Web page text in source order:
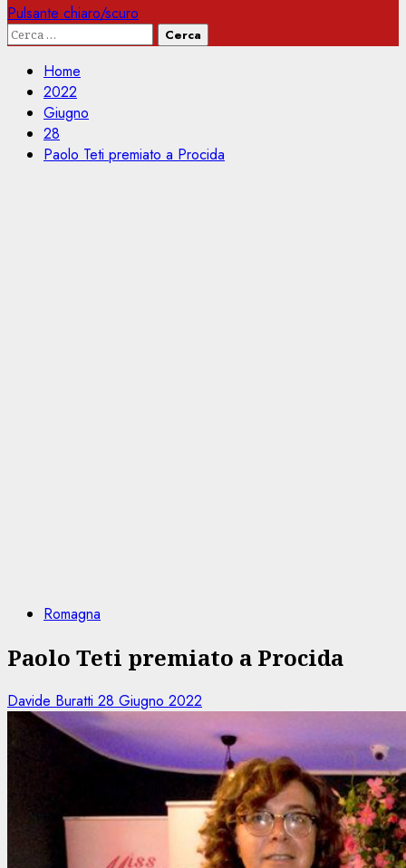
Pulsante chiaro/scuro
Ricerca
Home
2022
Giugno
28
Paolo Teti premiato a Procida
Romagna
Paolo Teti premiato a Procida
Davide Buratti 28 Giugno 2022